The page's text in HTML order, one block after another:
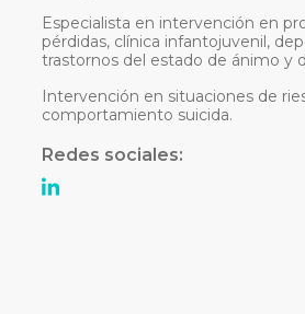
Especialista en intervención en
pérdidas, clínica infantojuvenil,
trastornos del estado de ánimo y
Intervención en situaciones de
comportamiento suicida.
Redes sociales: